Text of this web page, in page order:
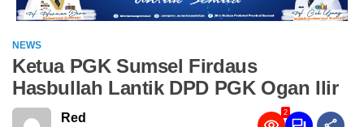
NEWS
Ketua PGK Sumsel Firdaus
Hasbullah Lantik DPD PGK Ogan Ilir
Red 2